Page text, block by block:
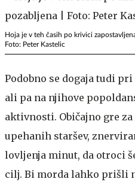
Hoja je v teh časih po krivici
Foto: Peter Kastelic
Podobno se dogaja tudi
ali pa na njihove
aktivnosti. Običajno gre
upehanih staršev,
lovljenja minut, da otroci
cilj. Bi morda lahko prišli